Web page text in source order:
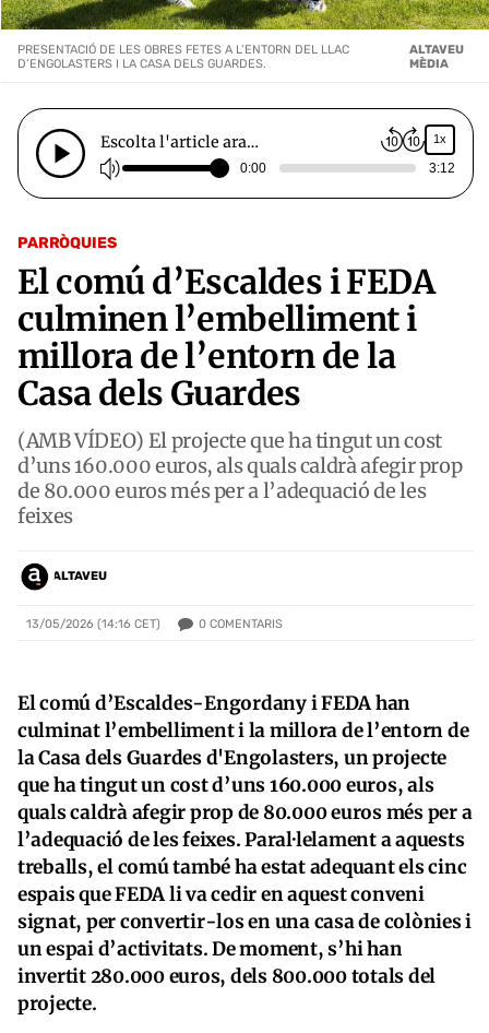
PARRÒQUIES
El comú d’Escaldes i FEDA
culminen l’embelliment i
millora de l’entorn de la
Casa dels Guardes
(AMB VÍDEO) El projecte que ha tingut un cost
d’uns 160.000 euros, als quals caldrà afegir prop
de 80.000 euros més per a l’adequació de les
feixes
ALTAVEU
13/05/2026 (14:16 CET) 0 COMENTARIS
PRESENTACIÓ DE LES OBRES FETES A L’ENTORN DEL LLAC
D’ENGOLASTERS I LA CASA DELS GUARDES.
ALTAVEU
MÈDIA
Escolta l'article ara… 1x
0:00 3:12
El comú d’Escaldes-Engordany i FEDA han
culminat l’embelliment i la millora de l’entorn de
la Casa dels Guardes d'Engolasters, un projecte
que ha tingut un cost d’uns 160.000 euros, als
quals caldrà afegir prop de 80.000 euros més per a
l’adequació de les feixes. Paral·lelament a aquests
treballs, el comú també ha estat adequant els cinc
espais que FEDA li va cedir en aquest conveni
signat, per convertir-los en una casa de colònies i
un espai d’activitats. De moment, s’hi han
invertit 280.000 euros, dels 800.000 totals del
projecte.